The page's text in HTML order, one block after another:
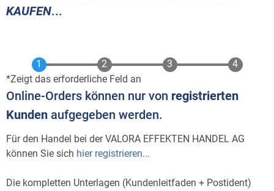
KAUFEN...
Zeigt das erforderliche Feld an
Online-Orders können nur von registrierten
Kunden aufgegeben werden.
Für den Handel bei der VALORA EFFEKTEN HANDEL AG
können Sie sich hier registrieren...
Die kompletten Unterlagen (Kundenleitfaden + Postident)